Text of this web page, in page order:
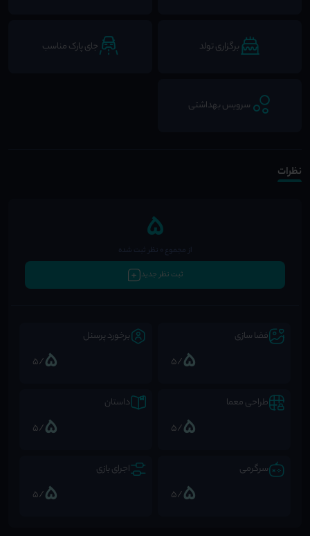
برگزاری تولد جای پارک مناسب
سرویس بهداشتی
نظرات
5از مجموع 0 نظر ثبت شده
ثبت نظر جدید
فضا سازی
5
/5
برخورد پرسنل
5
/5
طراحی معما
5
/5
داستان
5
/5
سرگرمی
5
/5
اجرای بازی
5
/5